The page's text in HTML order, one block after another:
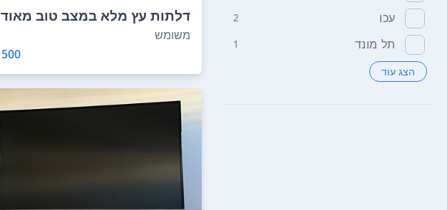
עכו 2
תל מונד 1
הצג עוד
דלתות עץ מלא במצב טוב מאוד
משומש
500 ₪